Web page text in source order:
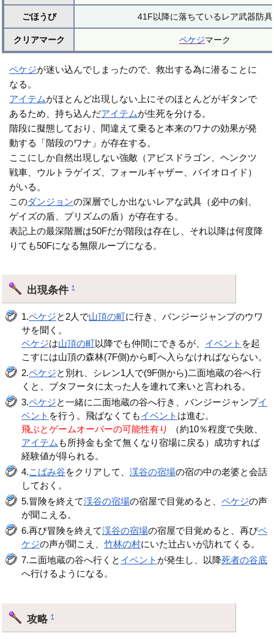
ごほうび 41F以降に落ちているレア武器防具
クリアマーク ペケジマーク
ペケジが迷い込んでしまったので、救出する為に潜ることに
なる。
アイテムがほとんど出現しない上にそのほとんどがギタンで
あるため、持ち込んだアイテムが生死を分ける。
階段に擬態しており、間違えて乗ると本来のワナの効果が発
動する「階段のワナ」が存在する。
ここにしか自然出現しない強敵（アビスドラゴン、ヘンクツ
戦車、ウルトラゲイズ、フォールギャザー、バイオロイド）
がいる。
このダンジョンの深層でしか出ないレアな武具（必中の剣、
ゲイズの盾、プリズムの盾）が存在する。
表記上の最深階層は50Fだが階段は存在し、それ以降は何度降
りても50Fになる無限ループになる。
出現条件†
1.ペケジと2人で山頂の町に行き、バンジージャンプのウワ
サを聞く。
ペケジは山頂の町以降でも仲間にできるが、 イベント を起
こすには山頂の森林(7F側)から町へ入らなければならない。
2.ペケジと別れ、シレン1人で(9F側から)二面地蔵の谷へ行
くと、ブタフータに太った人を連れて来いと言われる。
3.ペケジと一緒に二面地蔵の谷へ行き、バンジージャンプイ
ベント を行う。飛ばなくてもイベント は進む。
飛ぶとゲームオーバーの可能性有り
（約10％程度で失敗、
アイテム も所持金も全て無くなり宿場に戻る）成功すれば
経験値が得られる。
4.こばみ谷をクリアして、渓谷の宿場の宿の中の老婆と会話
しておく。
5.冒険を終えて渓谷の宿場の宿屋で目覚めると、ペケジの声
が聞こえる。
6.再び冒険を終えて渓谷の宿場の宿屋で目覚めると、再びペ
ケジの声が聞こえ、竹林の村にいた辻占いが訪れてくる。
7.ニ面地蔵の谷へ行くと イベント が発生し、以降死者の谷底
へ行けるようになる。
攻略†